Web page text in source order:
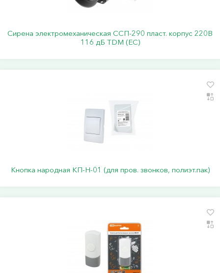
Сирена электромеханическая ССП-290 пласт. корпус 220В
116 дБ TDM (ЕС)
Кнопка народная КП-Н-01 (для пров. звонков, полиэт.пак)